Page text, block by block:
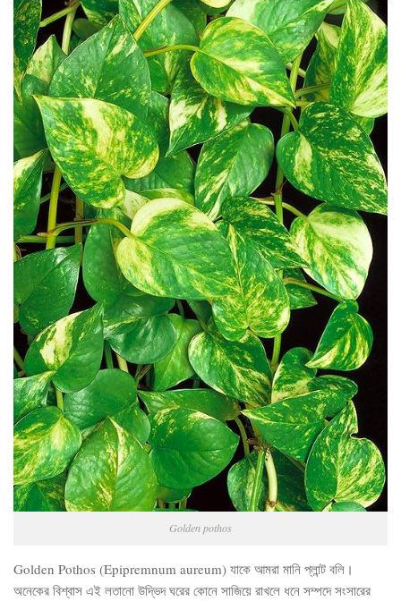
Golden pothos
Golden Pothos (Epipremnum aureum) যাকে আমরা মানি প্লান্ট বলি।
অনেকের বিশ্বাস এই লতানো উদ্ভিদ ঘরের কোনে সাজিয়ে রাখলে ধনে সম্পদে সংসারের